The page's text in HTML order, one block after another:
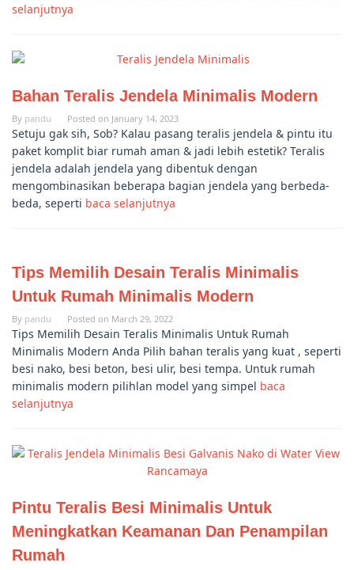
selanjutnya
Bahan Teralis Jendela Minimalis Modern
By pandu Posted on January 14, 2023
Setuju gak sih, Sob? Kalau pasang teralis jendela & pintu itu
paket komplit biar rumah aman & jadi lebih estetik? Teralis
jendela adalah jendela yang dibentuk dengan
mengombinasikan beberapa bagian jendela yang berbeda-
beda, seperti baca selanjutnya
Tips Memilih Desain Teralis Minimalis
Untuk Rumah Minimalis Modern
By pandu Posted on March 29, 2022
Tips Memilih Desain Teralis Minimalis Untuk Rumah
Minimalis Modern Anda Pilih bahan teralis yang kuat , seperti
besi nako, besi beton, besi ulir, besi tempa. Untuk rumah
minimalis modern pilihlan model yang simpel baca
selanjutnya
Pintu Teralis Besi Minimalis Untuk
Meningkatkan Keamanan Dan Penampilan
Rumah